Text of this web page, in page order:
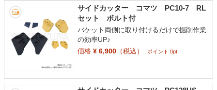
サイドカッター コマツ PC10-7 RL
セット ボルト付
バケット両側に取り付けるだけで掘削作業
の効率UP♪
価格¥ 6,900（税込） ポイント 0pt